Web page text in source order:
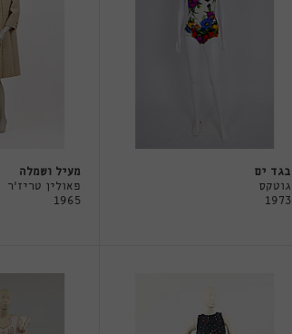
בגד ים
גוטקס
1973
מעיל ושמלה
פאולין טריז'ר
1965